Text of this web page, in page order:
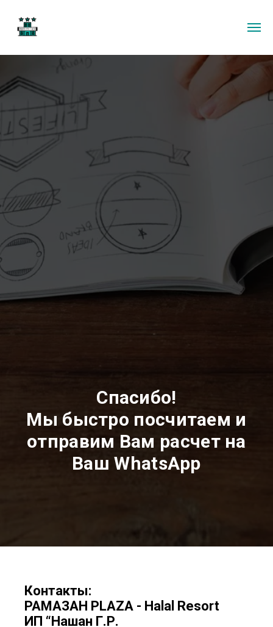
Спасибо!
Мы быстро посчитаем и
отправим Вам расчет на
Ваш WhatsApp
Контакты:
РАМАЗАН PLAZA - Halal Resort
ИП “Нашан Г.Р.